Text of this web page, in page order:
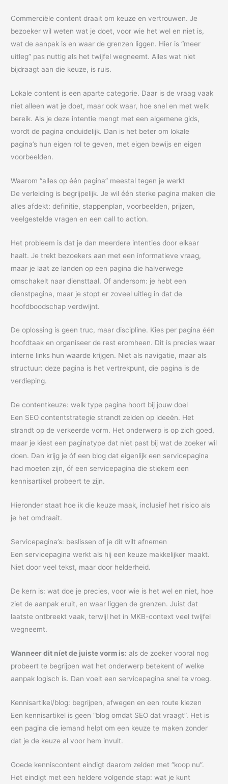
Commerciële content draait om keuze en vertrouwen. Je
bezoeker wil weten wat je doet, voor wie het wel en niet is,
wat de aanpak is en waar de grenzen liggen. Hier is “meer
uitleg” pas nuttig als het twijfel wegneemt. Alles wat niet
bijdraagt aan die keuze, is ruis.
Lokale content is een aparte categorie. Daar is de vraag vaak
niet alleen wat je doet, maar ook waar, hoe snel en met welk
bereik. Als je deze intentie mengt met een algemene gids,
wordt de pagina onduidelijk. Dan is het beter om lokale
pagina’s hun eigen rol te geven, met eigen bewijs en eigen
voorbeelden.
Waarom “alles op één pagina” meestal tegen je werkt
De verleiding is begrijpelijk. Je wil één sterke pagina maken die
alles afdekt: definitie, stappenplan, voorbeelden, prijzen,
veelgestelde vragen en een call to action.
Het probleem is dat je dan meerdere intenties door elkaar
haalt. Je trekt bezoekers aan met een informatieve vraag,
maar je laat ze landen op een pagina die halverwege
omschakelt naar diensttaal. Of andersom: je hebt een
dienstpagina, maar je stopt er zoveel uitleg in dat de
hoofdboodschap verdwijnt.
De oplossing is geen truc, maar discipline. Kies per pagina één
hoofdtaak en organiseer de rest eromheen. Dit is precies waar
interne links hun waarde krijgen. Niet als navigatie, maar als
structuur: deze pagina is het vertrekpunt, die pagina is de
verdieping.
De contentkeuze: welk type pagina hoort bij jouw doel
Een SEO contentstrategie strandt zelden op ideeën. Het
strandt op de verkeerde vorm. Het onderwerp is op zich goed,
maar je kiest een paginatype dat niet past bij wat de zoeker wil
doen. Dan krijg je óf een blog dat eigenlijk een servicepagina
had moeten zijn, óf een servicepagina die stiekem een
kennisartikel probeert te zijn.
Hieronder staat hoe ik die keuze maak, inclusief het risico als
je het omdraait.
Servicepagina’s: beslissen of je dit wilt afnemen
Een servicepagina werkt als hij een keuze makkelijker maakt.
Niet door veel tekst, maar door helderheid.
De kern is: wat doe je precies, voor wie is het wel en niet, hoe
ziet de aanpak eruit, en waar liggen de grenzen. Juist dat
laatste ontbreekt vaak, terwijl het in MKB-context veel twijfel
wegneemt.
Wanneer dit níet de juiste vorm is: als de zoeker vooral nog
probeert te begrijpen wat het onderwerp betekent of welke
aanpak logisch is. Dan voelt een servicepagina snel te vroeg.
Kennisartikel/blog: begrijpen, afwegen en een route kiezen
Een kennisartikel is geen “blog omdat SEO dat vraagt”. Het is
een pagina die iemand helpt om een keuze te maken zonder
dat je de keuze al voor hem invult.
Goede kenniscontent eindigt daarom zelden met “koop nu”.
Het eindigt met een heldere volgende stap: wat je kunt